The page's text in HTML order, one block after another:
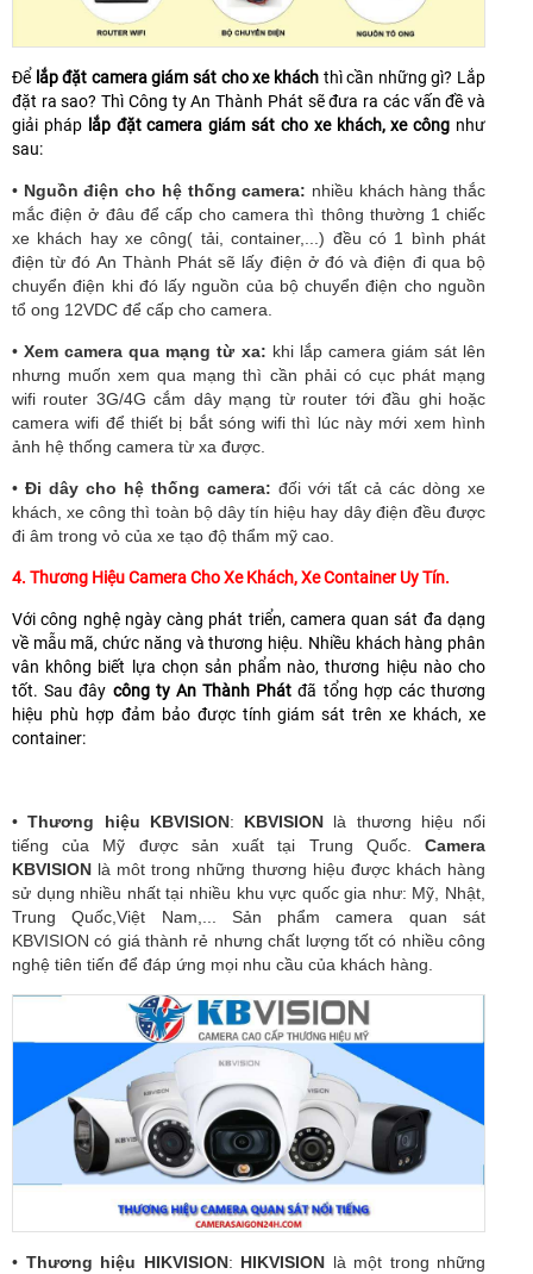
Để lắp đặt camera giám sát cho xe kháchthì cần những gì? Lắp
đặt ra sao? Thì Công ty An Thành Phát sẽ đưa ra các vấn đề và
giải pháp lắp đặt camera giám sát cho xe khách, xe công như
sau:
• Nguồn điện cho hệ thống camera: nhiều khách hàng thắc
mắc điện ở đâu để cấp cho camera thì thông thường 1 chiếc
xe khách hay xe công( tải, container,...) đều có 1 bình phát
điện từ đó An Thành Phát sẽ lấy điện ở đó và điện đi qua bộ
chuyển điện khi đó lấy nguồn của bộ chuyển điện cho nguồn
tổ ong 12VDC để cấp cho camera.
•Xem camera qua mạng từ xa: khi lắp camera giám sát lên
nhưng muốn xem qua mạng thì cần phải có cục phát mạng
wifi router 3G/4G cắm dây mạng từ router tới đầu ghi hoặc
camera wifi để thiết bị bắt sóng wifi thì lúc này mới xem hình
ảnh hệ thống camera từ xa được.
• Đi dây cho hệ thống camera: đối với tất cả các dòng xe
khách, xe công thì toàn bộ dây tín hiệu hay dây điện đều được
đi âm trong vỏ của xe tạo độ thẩm mỹ cao.
4. Thương Hiệu Camera Cho Xe Khách, Xe Container Uy Tín.
Với công nghệ ngày càng phát triển, camera quan sát đa dạng
về mẫu mã, chức năng và thương hiệu. Nhiều khách hàng phân
vân không biết lựa chọn sản phẩm nào, thương hiệu nào cho
tốt. Sau đây công ty An Thành Phát đã tổng hợp các thương
hiệu phù hợp đảm bảo được tính giám sát trên xe khách, xe
container:
•Thương hiệu KBVISION: KBVISION là thương hiệu nổi
tiếng của Mỹ được sản xuất tại Trung Quốc. Camera
KBVISION là môt trong những thương hiệu được khách hàng
sử dụng nhiều nhất tại nhiều khu vực quốc gia như: Mỹ, Nhật,
Trung Quốc,Việt Nam,... Sản phẩm camera quan sát
KBVISION có giá thành rẻ nhưng chất lượng tốt có nhiều công
nghệ tiên tiến để đáp ứng mọi nhu cầu của khách hàng.
• Thương hiệu HIKVISION: HIKVISION là một trong những